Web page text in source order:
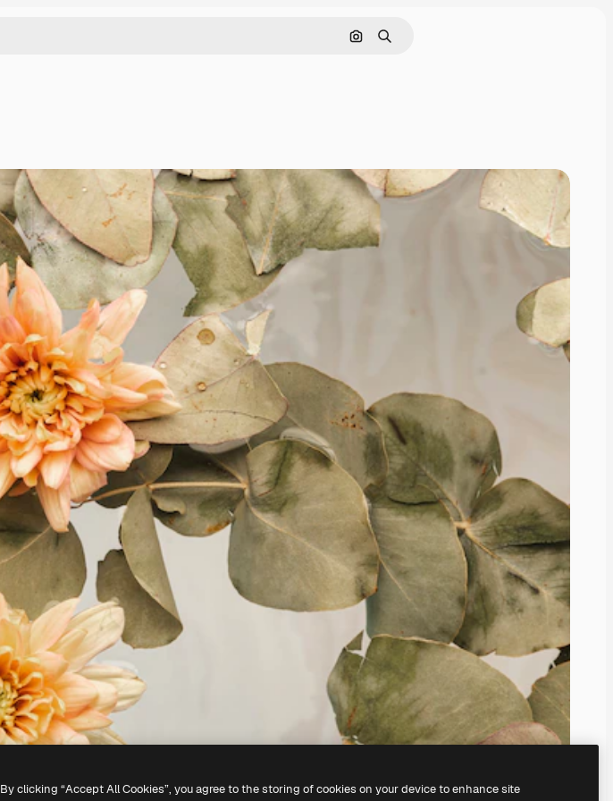
Görüntüyle ara
Aramak
By clicking “Accept All Cookies”, you agree to the storing of cookies on your device to enhance site